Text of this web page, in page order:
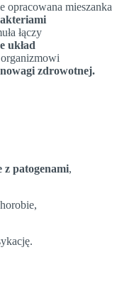
opracowana mieszanka
łączy
układ
zdrowotnej.
z patogenami,